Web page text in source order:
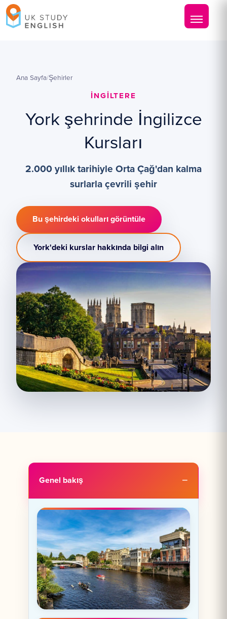
Ana Sayfa/Şehirler
İNGILTERE
York şehrinde İngilizce
Kursları
2.000 yıllık tarihiyle Orta Çağ'dan kalma
surlarla çevrili şehir
Bu şehirdeki okulları görüntüle
York'deki kurslar hakkında bilgi alın
Genel bakış